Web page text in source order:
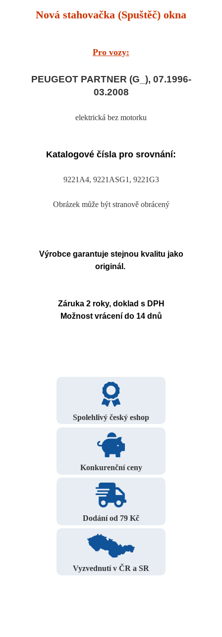
Nová stahovačka (Spuštěč) okna
Pro vozy:
PEUGEOT PARTNER (G_), 07.1996-
03.2008
elektrická bez motorku
Katalogové čísla pro srovnání:
9221A4, 9221ASG1, 9221G3
Obrázek může být stranově obrácený
Výrobce garantuje stejnou kvalitu jako
originál.
Záruka 2 roky, doklad s DPH
Možnost vrácení do 14 dnů
Spolehlivý český eshop
Konkurenční ceny
Dodání od 79 Kč
Vyzvednutí v ČR a SR